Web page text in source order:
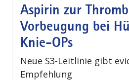
Aspirin zur
Vorbeugung bei
Knie-OPs
Neue S3-Leitlinie gibt
Empfehlung